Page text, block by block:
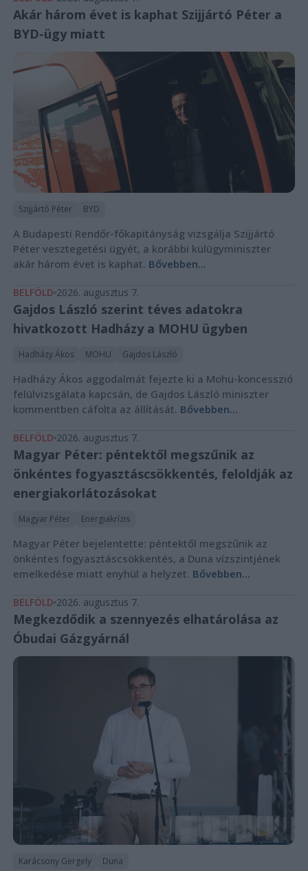
Akár három évet is kaphat Szijjártó Péter a
BYD-ügy miatt
Szijjártó Péter BYD
A Budapesti Rendőr-főkapitányság vizsgálja Szijjártó
Péter vesztegetési ügyét, a korábbi külügyminiszter
akár három évet is kaphat. Bővebben...
BELFÖLD 2026. augusztus 7.
Gajdos László szerint téves adatokra
hivatkozott Hadházy a MOHU ügyben
Hadházy Ákos MOHU Gajdos László
Hadházy Ákos aggodalmát fejezte ki a Mohu-koncesszió
felülvizsgálata kapcsán, de Gajdos László miniszter
kommentben cáfolta az állítását. Bővebben...
BELFÖLD 2026. augusztus 7.
Magyar Péter: péntektől megszűnik az
önkéntes fogyasztáscsökkentés, feloldják az
energiakorlátozásokat
Magyar Péter Energiakrízis
Magyar Péter bejelentette: péntektől megszűnik az
önkéntes fogyasztáscsökkentés, a Duna vízszintjének
emelkedése miatt enyhül a helyzet. Bővebben...
BELFÖLD 2026. augusztus 7.
Megkezdődik a szennyezés elhatárolása az
Óbudai Gázgyárnál
Karácsony Gergely Duna